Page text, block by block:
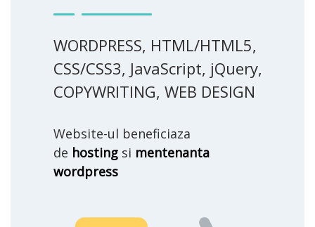
WORDPRESS, HTML/HTML5,
CSS/CSS3, JavaScript, jQuery,
COPYWRITING, WEB DESIGN
Website-ul beneficiaza
de hosting si mentenanta
wordpress